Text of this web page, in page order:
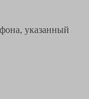
указанный